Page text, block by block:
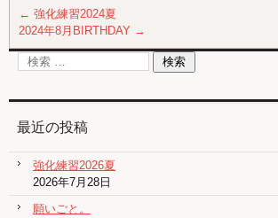
← 強化練習2024夏
2024年8月BIRTHDAY →
最近の投稿
強化練習2026夏
2026年7月28日
願いごと。